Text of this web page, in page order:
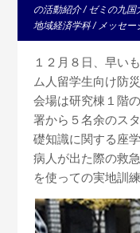
の活動紹介/ゼミの九
地域経済学科/ メッセー
１２月８日、早い
ム人留学生向け防
会場は研究棟１階
署から５名余のス
礎知識に関する座
病人が出た際の救
を使っての実地訓